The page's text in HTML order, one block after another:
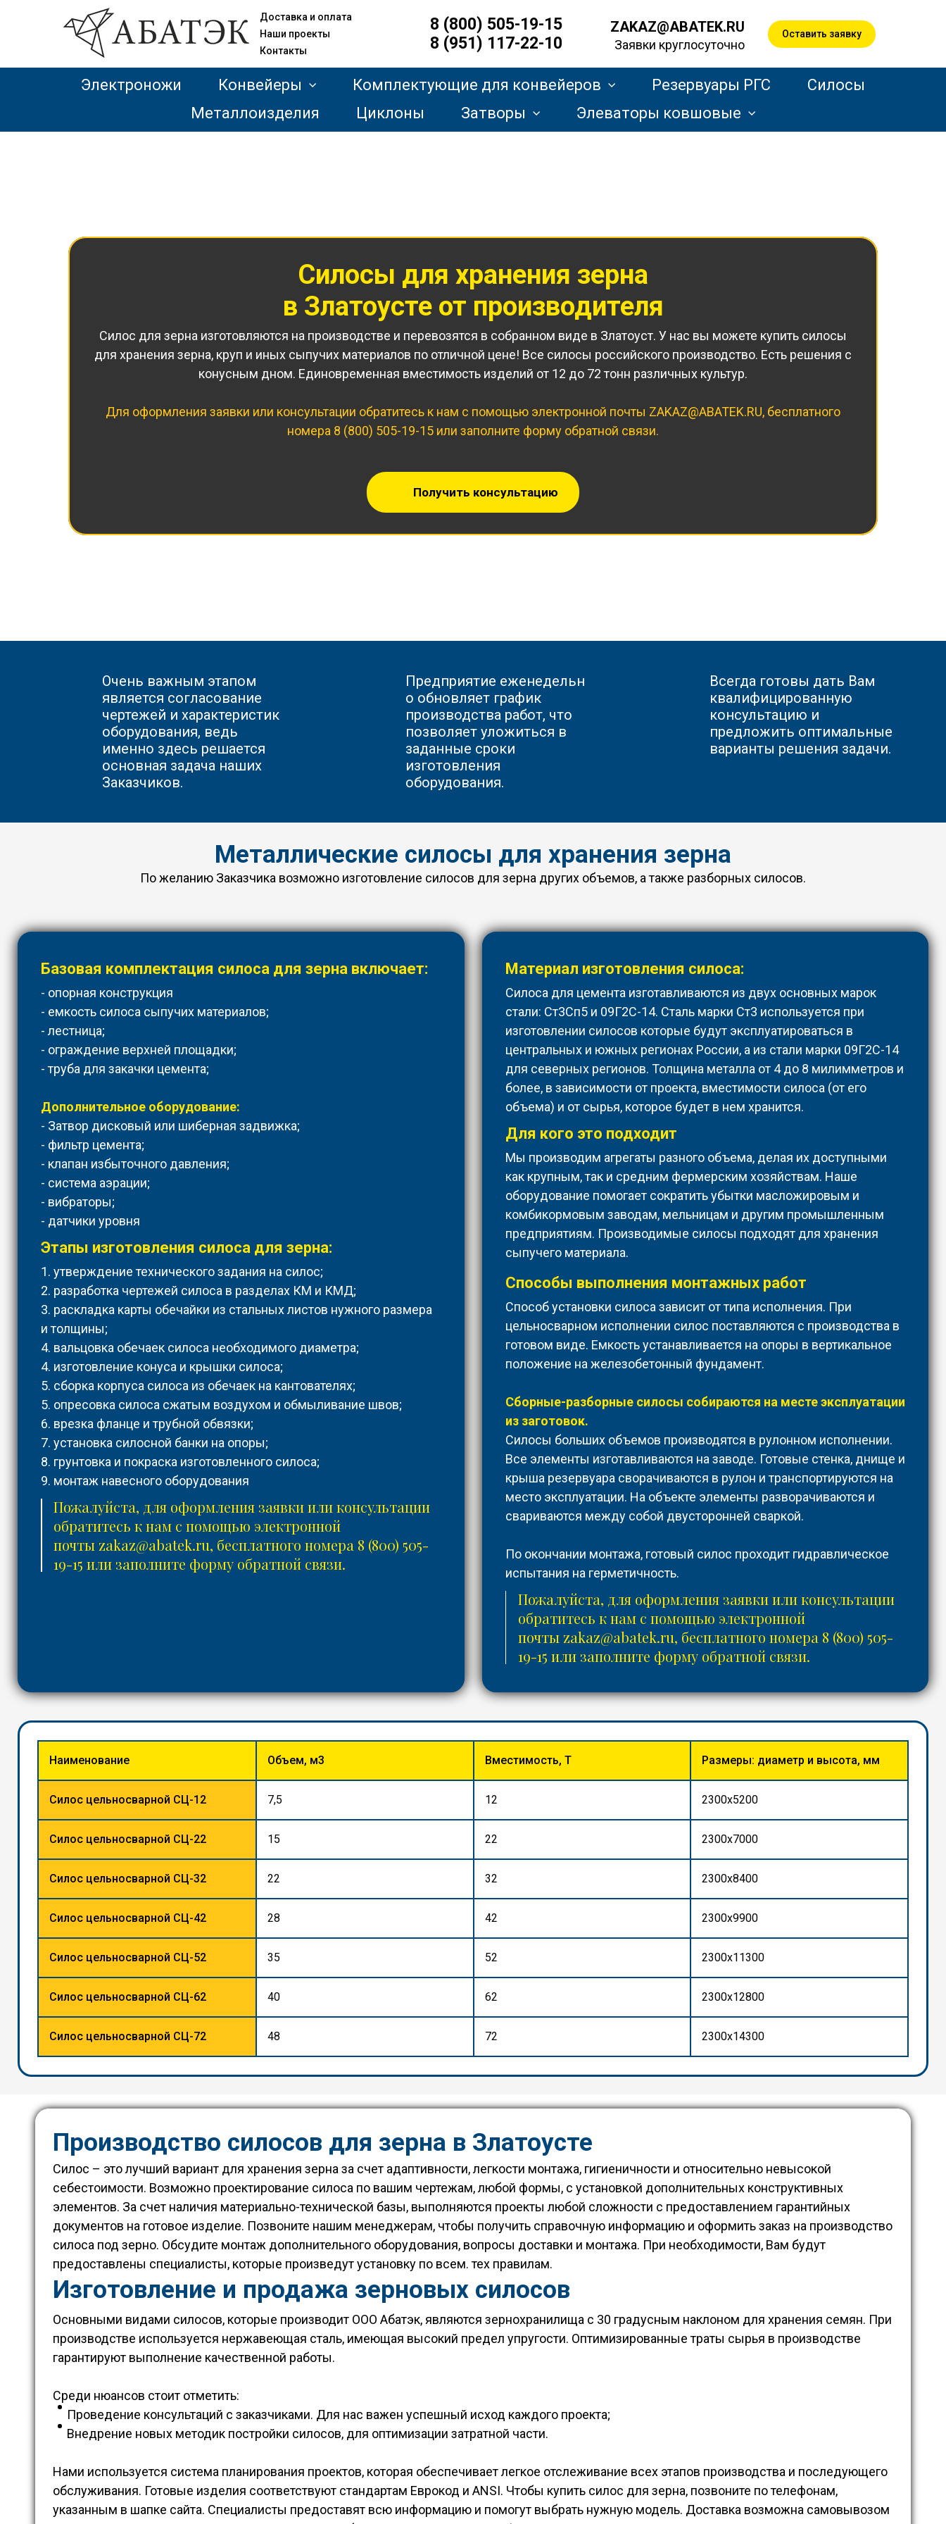
Доставка и оплата
Наши проекты
Контакты
8 (800) 505-19-15
8 (951) 117-22-10
ZAKAZ@ABATEK.RU
Заявки круглосуточно
Оставить заявку
Электроножи Конвейеры Комплектующие для конвейеров Резервуары РГС
Силосы
Металлоизделия
Циклоны Затворы Элеваторы ковшовые
Силосы для хранения зерна
в Златоусте от производителя
Силос для зерна изготовляются на производстве и перевозятся в собранном виде в Златоуст. У нас вы можете купить силосы
для хранения зерна, круп и иных сыпучих материалов по отличной цене! Все силосы российского производство. Есть решения с
конусным дном. Единовременная вместимость изделий от 12 до 72 тонн различных культур.
Для оформления заявки или консультации обратитесь к нам с помощью электронной почты ZAKAZ@ABATEK.RU, бесплатного
номера 8 (800) 505-19-15 или заполните форму обратной связи.
Получить консультацию
Очень важным этапом
является согласование
чертежей и характеристик
оборудования, ведь
именно здесь решается
основная задача наших
Заказчиков.
Предприятие еженедельн
о обновляет график
производства работ, что
позволяет уложиться в
заданные сроки
изготовления
оборудования.
Всегда готовы дать Вам
квалифицированную
консультацию и
предложить оптимальные
варианты решения задачи.
Металлические силосы для хранения зерна
По желанию Заказчика возможно изготовление силосов для зерна других объемов, а также разборных силосов.
Базовая комплектация силоса для зерна включает:
- опорная конструкция
- емкость силоса сыпучих материалов;
- лестница;
- ограждение верхней площадки;
- труба для закачки цемента;
Дополнительное оборудование:
- Затвор дисковый или шиберная задвижка;
- фильтр цемента;
- клапан избыточного давления;
- система аэрации;
- вибраторы;
- датчики уровня
Этапы изготовления силоса для зерна:
1. утверждение технического задания на силос;
2. разработка чертежей силоса в разделах КМ и КМД;
3. раскладка карты обечайки из стальных листов нужного размера
и толщины;
4. вальцовка обечаек силоса необходимого диаметра;
4. изготовление конуса и крышки силоса;
5. сборка корпуса силоса из обечаек на кантователях;
5. опресовка силоса сжатым воздухом и обмыливание швов;
6. врезка фланце и трубной обвязки;
7. установка силосной банки на опоры;
8. грунтовка и покраска изготовленного силоса;
9. монтаж навесного оборудования
Пожалуйста, для оформления заявки или консультации
обратитесь к нам с помощью электронной
почты zakaz@abatek.ru, бесплатного номера 8 (800) 505-
19-15 или заполните форму обратной связи.
Материал изготовления силоса:
Силоса для цемента изготавливаются из двух основных марок
стали: Ст3Сп5 и 09Г2С-14. Сталь марки Ст3 используется при
изготовлении силосов которые будут эксплуатироваться в
центральных и южных регионах России, а из стали марки 09Г2С-14
для северных регионов. Толщина металла от 4 до 8 милимметров и
более, в зависимости от проекта, вместимости силоса (от его
объема) и от сырья, которое будет в нем хранится.
Для кого это подходит
Мы производим агрегаты разного объема, делая их доступными
как крупным, так и средним фермерским хозяйствам. Наше
оборудование помогает сократить убытки масложировым и
комбикормовым заводам, мельницам и другим промышленным
предприятиям. Производимые силосы подходят для хранения
сыпучего материала.
Способы выполнения монтажных работ
Способ установки силоса зависит от типа исполнения. При
цельносварном исполнении силос поставляются с производства в
готовом виде. Емкость устанавливается на опоры в вертикальное
положение на железобетонный фундамент.
Сборные-разборные силосы собираются на месте эксплуатации
из заготовок.
Силосы больших объемов производятся в рулонном исполнении.
Все элементы изготавливаются на заводе. Готовые стенка, днище и
крыша резервуара сворачиваются в рулон и транспортируются на
место эксплуатации. На объекте элементы разворачиваются и
свариваются между собой двусторонней сваркой.
По окончании монтажа, готовый силос проходит гидравлическое
испытания на герметичность.
Пожалуйста, для оформления заявки или консультации
обратитесь к нам с помощью электронной
почты zakaz@abatek.ru, бесплатного номера 8 (800) 505-
19-15 или заполните форму обратной связи.
Наименование Объем, м3 Вместимость, Т Размеры: диаметр и высота, мм
Силос цельносварной СЦ-12 7,5 12 2300x5200
Силос цельносварной СЦ-22 15 22 2300x7000
Силос цельносварной СЦ-32 22 32 2300x8400
Силос цельносварной СЦ-42 28 42 2300x9900
Силос цельносварной СЦ-52 35 52 2300x11300
Силос цельносварной СЦ-62 40 62 2300x12800
Силос цельносварной СЦ-72 48 72 2300x14300
Производство силосов для зерна в Златоусте
Силос – это лучший вариант для хранения зерна за счет адаптивности, легкости монтажа, гигиеничности и относительно невысокой
себестоимости. Возможно проектирование силоса по вашим чертежам, любой формы, с установкой дополнительных конструктивных
элементов. За счет наличия материально-технической базы, выполняются проекты любой сложности с предоставлением гарантийных
документов на готовое изделие. Позвоните нашим менеджерам, чтобы получить справочную информацию и оформить заказ на производство
силоса под зерно. Обсудите монтаж дополнительного оборудования, вопросы доставки и монтажа. При необходимости, Вам будут
предоставлены специалисты, которые произведут установку по всем. тех правилам.
Изготовление и продажа зерновых силосов
Основными видами силосов, которые производит ООО Абатэк, являются зернохранилища с 30 градусным наклоном для хранения семян. При
производстве используется нержавеющая сталь, имеющая высокий предел упругости. Оптимизированные траты сырья в производстве
гарантируют выполнение качественной работы.
Среди нюансов стоит отметить:
Проведение консультаций с заказчиками. Для нас важен успешный исход каждого проекта;
Внедрение новых методик постройки силосов, для оптимизации затратной части.
Нами используется система планирования проектов, которая обеспечивает легкое отслеживание всех этапов производства и последующего
обслуживания. Готовые изделия соответствуют стандартам Еврокод и ANSI. Чтобы купить силос для зерна, позвоните по телефонам,
указанным в шапке сайта. Специалисты предоставят всю информацию и помогут выбрать нужную модель. Доставка возможна самовывозом